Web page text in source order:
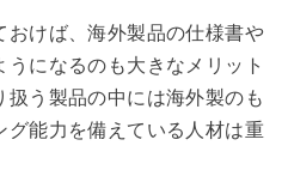
おけば、海外製品の仕様書や
になるのも大きなメリット
扱う製品の中には海外製のも
グ能力を備えている人材は重